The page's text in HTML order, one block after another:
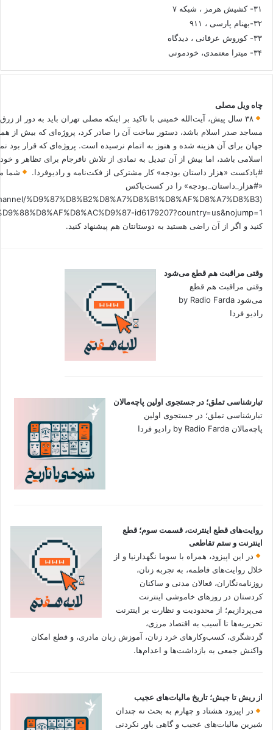
۳۱- کشیش هرمز ، شبکه ۷
۳۲-بهنام پارسی ، ۹۱۱
۳۳- کوروش عرفانی ، دیدگاه
۳۴- میترا معتمدی، خودمونی
چاه ویل مصلی
۳۸ سال پیش، آیت‌الله خمینی با تاکید بر اینکه مصلی تهران باید به دور از
مساجد صدر اسلام باشد، دستور ساخت آن را صادر کرد، پروژه‌ای که بیش از
جهان برای آن هزینه شده و هنوز به اتمام نرسیده است. پروژه‌ای که قرار بود
اسلامی باشد، اما بیش از آن تبدیل به نمادی از تلاش نافرجام برای تظاهر و
#پادکست «هزار داستان بودجه» کار مشترکی از فکت‌نامه و رادیوفردا.
شما
«#هزار_داستان_بودجه» را در کست‌باکس
%D9%87%D8%B2%D8%A7%D8%B1%D8%AF%D8%A7%D8%B3
کنید و اگر از آن راضی هستید به دوستانتان هم پیشنهاد کنید.
وقتی مراقبت هم قطع می‌شود
وقتی مراقبت هم قطع
می‌شود by Radio Farda
رادیو فردا
تبارشناسی تملق؛ در جستجوی اولین‌ پاچه‌مالان
تبارشناسی تملق؛ در جستجوی اولین‌
پاچه‌مالان by Radio Farda رادیو فردا
روایت‌های قطع اینترنت، قسمت سوم؛ قطع
اینترنت و ستم تقاطعی
در این اپیزود، همراه با سوما نگهدارنیا و از
خلال روایت‌های فاطمه، به تجربه زنان،
روزنامه‌نگاران، فعالان مدنی و ساکنان
کردستان در روزهای خاموشی اینترنت
می‌پردازیم؛ از محدودیت و نظارت بر اینترنت
تحریریه‌ها تا آسیب به اقتصاد مرزی،
گردشگری، کسب‌وکارهای خرد زنان، آموزش زبان مادری، و قطع امکان
واکنش جمعی به بازداشت‌ها و اعدام‌ها.
از ریش تا جیش؛ تاریخ مالیات‌های عجیب
در اپیزود هشتاد و چهارم به بحث نه چندان
شیرین مالیات‌های عجیب و گاهی باور نکردنی‌